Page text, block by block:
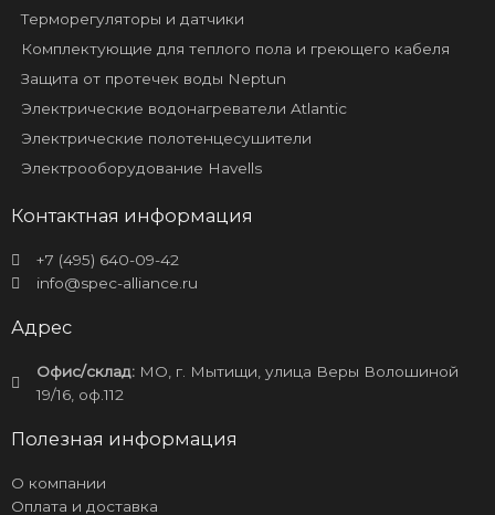
Терморегуляторы и датчики
Комплектующие для теплого пола и греющего кабеля
Защита от протечек воды Neptun
Электрические водонагреватели Atlantic
Электрические полотенцесушители
Электрооборудование Havells
Контактная информация
+7 (495) 640-09-42
info@spec-alliance.ru
Адрес
Офис/склад:МО, г. Мытищи, улица Веры Волошиной
19/16, оф.112
Полезная информация
О компании
Оплата и доставка